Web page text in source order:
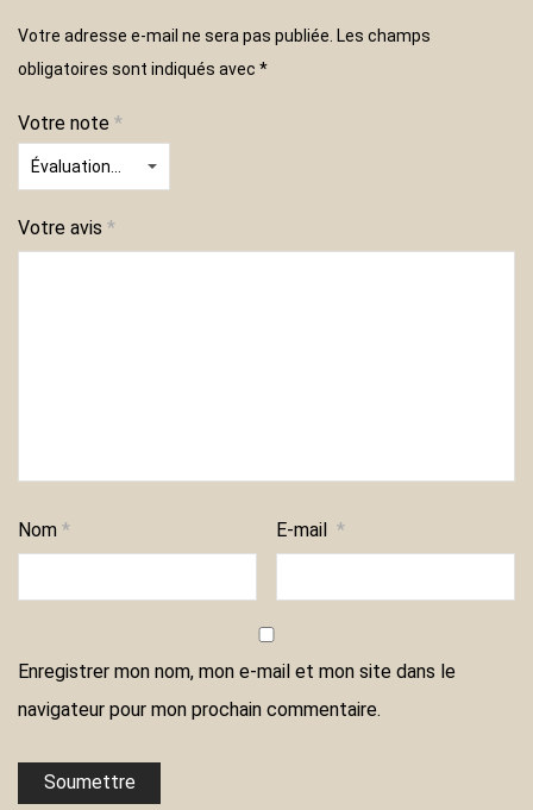
Votre adresse e-mail ne sera pas publiée. Les champs
obligatoires sont indiqués avec *
Votre note *
Votre avis *
Nom * E-mail*
Enregistrer mon nom, mon e-mail et mon site dans le
navigateur pour mon prochain commentaire.